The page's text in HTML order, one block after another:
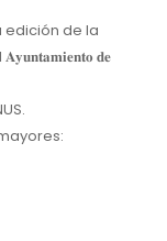
edición de la
𝐝𝐞